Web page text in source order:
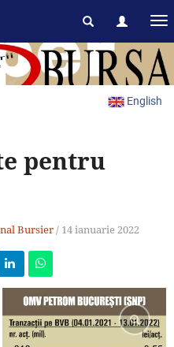
English
pentru
Bursier/ 14 ianuarie 2022